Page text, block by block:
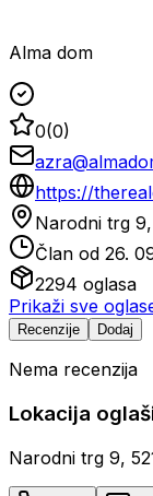
Alma dom
0(0)
https://
Narodni trg
Član od 26.
2294 oglasa
Prikaži sve
Recenzije Dodaj
Nema recenzija
Lokacija
Narodni trg 9,